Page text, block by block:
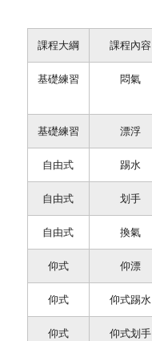
課程大綱 課程內容
基礎練習 悶氣
基礎練習 漂浮
自由式 踢水
自由式 划手
自由式 換氣
仰式 仰漂
仰式 仰式踢水
仰式 仰式划手